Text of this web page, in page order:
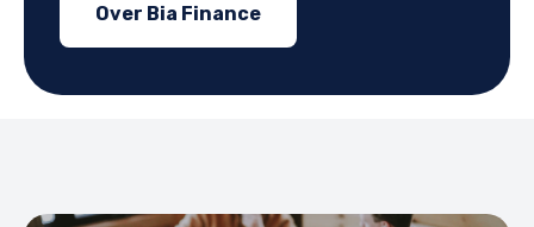
Over Bia Finance